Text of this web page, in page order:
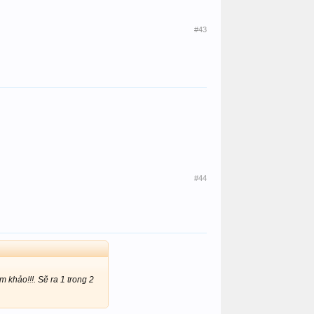
#43
#44
khảo!!!. Sẽ ra 1 trong 2